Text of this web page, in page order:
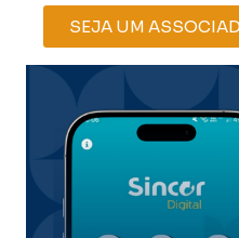
SEJA UM